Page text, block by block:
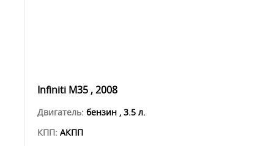
Infiniti M35 , 2008
Двигатель: бензин , 3.5 л.
КПП: АКПП